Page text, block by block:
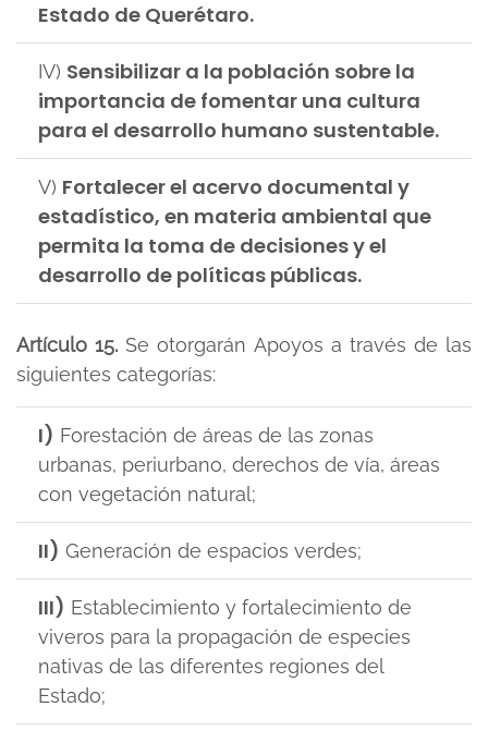
Estado de Querétaro.
IV) Sensibilizar a la población sobre la
importancia de fomentar una cultura
para el desarrollo humano sustentable.
V) Fortalecer el acervo documental y
estadístico, en materia ambiental que
permita la toma de decisiones y el
desarrollo de políticas públicas.
Artículo 15. Se otorgarán Apoyos a través de las
siguientes categorías:
I) Forestación de áreas de las zonas
urbanas, periurbano, derechos de vía, áreas
con vegetación natural;
II) Generación de espacios verdes;
III) Establecimiento y fortalecimiento de
viveros para la propagación de especies
nativas de las diferentes regiones del
Estado;